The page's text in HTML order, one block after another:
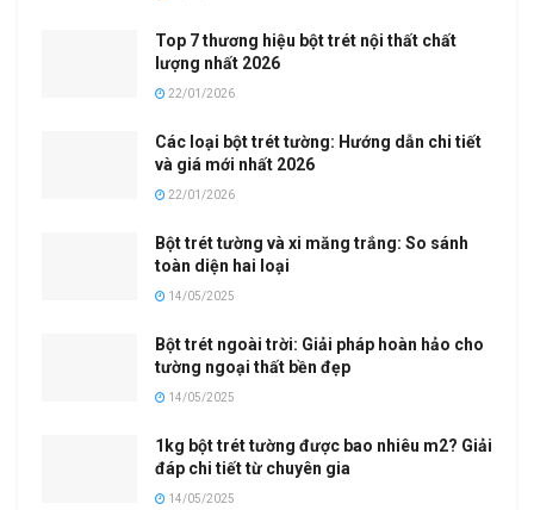
Top 7 thương hiệu bột trét nội thất chất
lượng nhất 2026
22/01/2026
Các loại bột trét tường: Hướng dẫn chi tiết
và giá mới nhất 2026
22/01/2026
Bột trét tường và xi măng trắng: So sánh
toàn diện hai loại
14/05/2025
Bột trét ngoài trời: Giải pháp hoàn hảo cho
tường ngoại thất bền đẹp
14/05/2025
1kg bột trét tường được bao nhiêu m2? Giải
đáp chi tiết từ chuyên gia
14/05/2025